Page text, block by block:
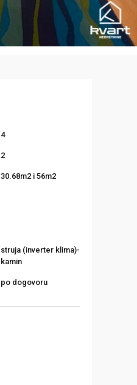
4
2
30.68m2 i 56m2
struja (inverter klima)-
kamin
po dogovoru